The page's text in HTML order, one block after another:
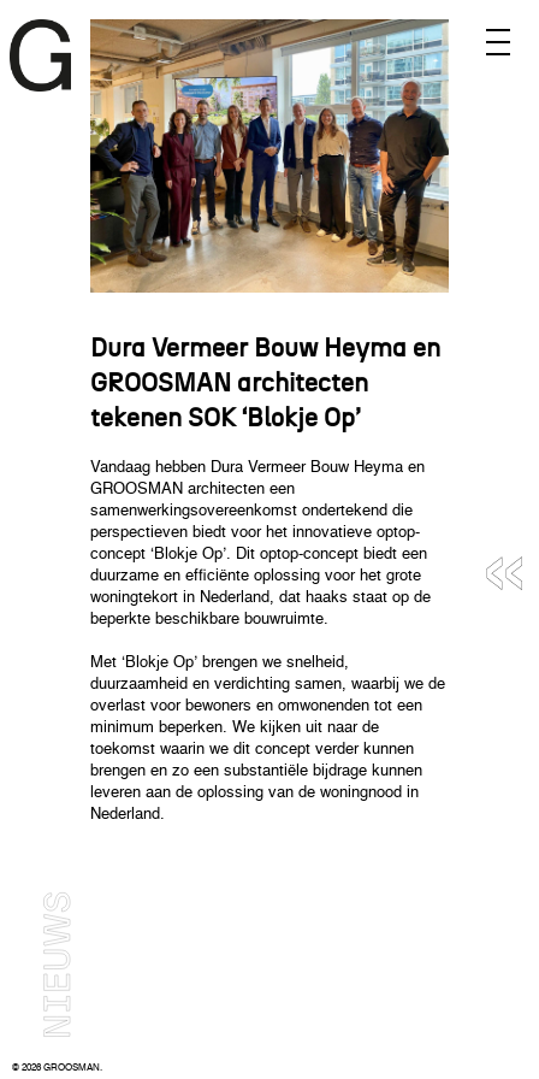
Dura Vermeer Bouw Heyma en
GROOSMAN architecten
tekenen SOK ‘Blokje Op’
Vandaag hebben Dura Vermeer Bouw Heyma en
GROOSMAN architecten een
samenwerkingsovereenkomst ondertekend die
perspectieven biedt voor het innovatieve optop-
concept ‘Blokje Op’. Dit optop-concept biedt een
duurzame en efficiënte oplossing voor het grote
woningtekort in Nederland, dat haaks staat op de
beperkte beschikbare bouwruimte.
Met ‘Blokje Op’ brengen we snelheid,
duurzaamheid en verdichting samen, waarbij we de
overlast voor bewoners en omwonenden tot een
minimum beperken. We kijken uit naar de
toekomst waarin we dit concept verder kunnen
brengen en zo een substantiële bijdrage kunnen
leveren aan de oplossing van de woningnood in
Nederland.
«
© 2026 GROOSMAN.